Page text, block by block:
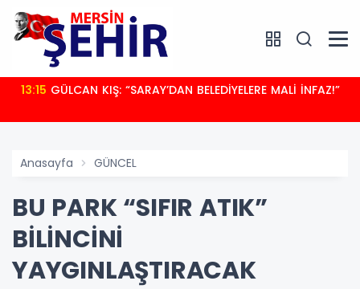
13:15 GÜLCAN KIŞ: “SARAY’DAN BELEDİYELERE MALİ İNFAZ!”
Anasayfa GÜNCEL
BU PARK “SIFIR ATIK”
BİLİNCİNİ
YAYGINLAŞTIRACAK